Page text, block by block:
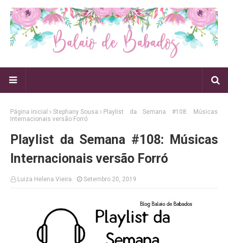
Página inicial Stephany Sousa
Playlist da Semana #108: Músicas
Internacionais versão Forró
Playlist da Semana #108: Músicas
Internacionais versão Forró
Luiza Helena Vieira Setembro 20, 2019